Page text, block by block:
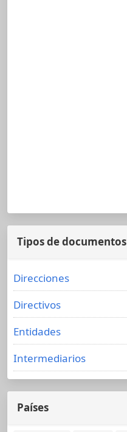
Tipos de documentos
Direcciones
Directivos
Entidades
Intermediarios
Países